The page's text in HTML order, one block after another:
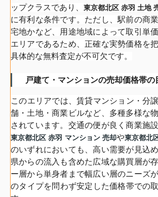
ップクラスであり、 東京都北区 赤羽 土地
に有利な条件です。ただし、駅前の商
宅地かなど、 用途地域によって取引単
エリアであるため、 正確な実勢価格を
具体的な無料査定が不可欠です。
戸建て・マンションの売却価格帯の
このエリアでは、賃貸マンション・分
舗・土地・商業ビルなど、多種多様な
されています。 交通の便が良く商業施
東京都北区 赤羽 マンション 売却や東京都北
のいずれにおいても、高い需要が見込
県からの流入も含めた広域な購買層が存
ー層から単身者まで幅広い層のニーズが
のタイプを問わず安定した価格帯での